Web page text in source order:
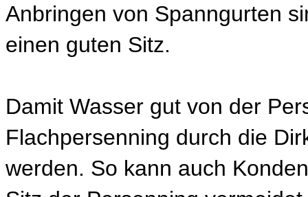
Anbringen von Spanngurten
einen guten Sitz.
Damit Wasser gut von der
Flachpersenning durch die
werden. So kann auch